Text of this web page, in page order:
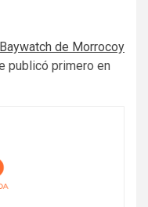
de Morrocoy
publicó primero en